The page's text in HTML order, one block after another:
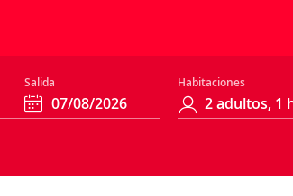
Salida Habitaciones